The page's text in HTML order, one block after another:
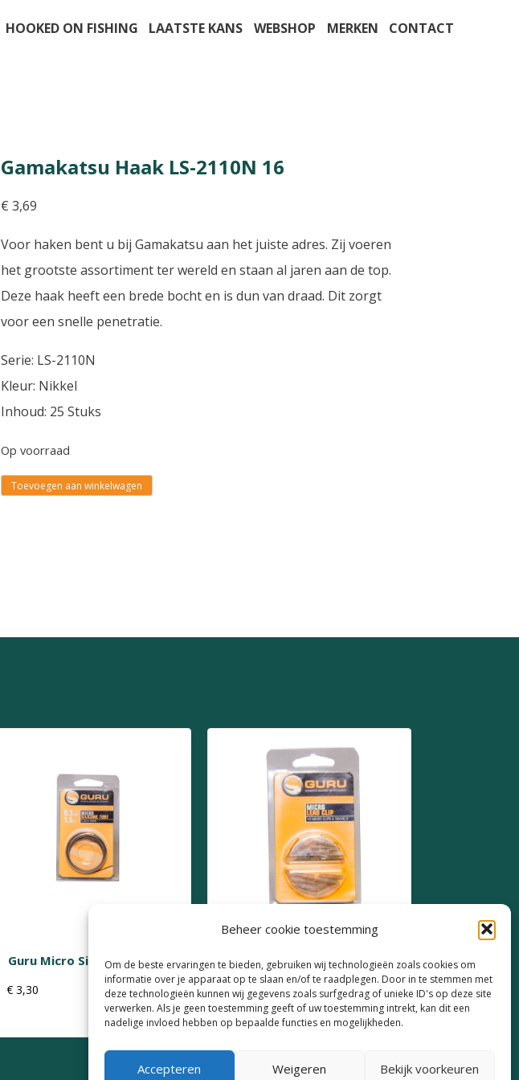
Beheer cookie toestemming
Om de beste ervaringen te bieden, gebruiken wij technologieën zoals cookies om
informatie over je apparaat op te slaan en/of te raadplegen. Door in te stemmen met
deze technologieën kunnen wij gegevens zoals surfgedrag of unieke ID's op deze site
verwerken. Als je geen toestemming geeft of uw toestemming intrekt, kan dit een
nadelige invloed hebben op bepaalde functies en mogelijkheden.
Accepteren Weigeren Bekijk voorkeuren
HOOKED ON FISHING LAATSTE KANS WEBSHOP MERKEN CONTACT
Gamakatsu Haak LS-2110N 16
€ 3,69
Voor haken bent u bij Gamakatsu aan het juiste adres. Zij voeren
het grootste assortiment ter wereld en staan al jaren aan de top.
Deze haak heeft een brede bocht en is dun van draad. Dit zorgt
voor een snelle penetratie.
Serie: LS-2110N
Kleur: Nikkel
Inhoud: 25 Stuks
Op voorraad
Toevoegen aan winkelwagen
Guru Micro Silicone Tube
€ 3,30
Guru Micro Lead Clip
€5,49